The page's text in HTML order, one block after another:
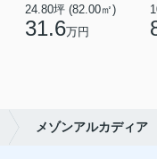
24.80坪 (82.00㎡)
31.6万円
メゾンアルカディア